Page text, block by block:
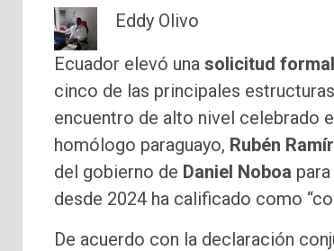
Eddy Olivo
Ecuador elevó una solicitud
cinco de las principales
encuentro de alto nivel celebrado
homólogo paraguayo, Rubén
del gobierno de Daniel Noboa
desde 2024 ha calificado como
De acuerdo con la declaración